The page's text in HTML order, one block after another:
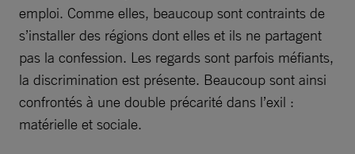
emploi. Comme elles, beaucoup sont contraints de
s’installer des régions dont elles et ils ne partagent
pas la confession. Les regards sont parfois méfiants,
la discrimination est présente. Beaucoup sont ainsi
confrontés à une double précarité dans l’exil :
matérielle et sociale.